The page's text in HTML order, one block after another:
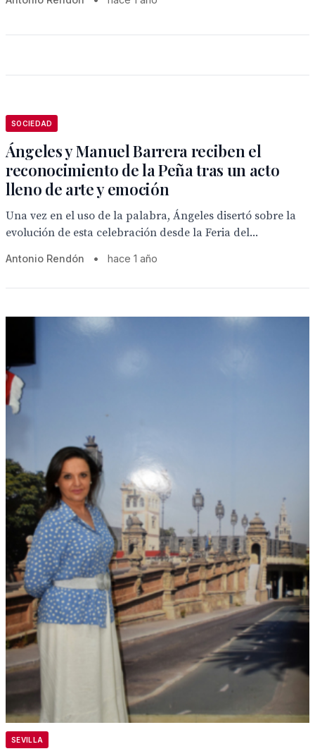
SOCIEDAD
Ángeles y Manuel Barrera reciben el
reconocimiento de la Peña tras un acto
lleno de arte y emoción
Una vez en el uso de la palabra, Ángeles disertó sobre la
evolución de esta celebración desde la Feria del...
Antonio Rendón • hace 1 año
SEVILLA